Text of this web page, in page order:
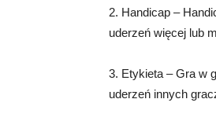
2. Handicap –
uderzeń więcej lub
3. Etykieta – Gra w
uderzeń innych